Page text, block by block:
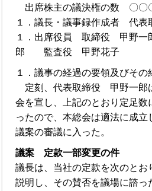
出席株主の議決権の数 〇〇
１．議長・議事録作成者 代
１．出席役員 取締役 甲野
郎 監査役 甲野花子
１．議事の経過の要領及びその
定刻、代表取締役 甲野一郎
会を宣し、上記のとおり定足数
ったので、本総会は適法に成立
議案の審議に入った。
議案 定款一部変更の件
議長は、当社の定款を次のとお
説明し、その賛否を議場に諮っ